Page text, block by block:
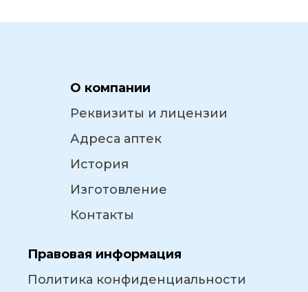
О компании
Реквизиты и лицензии
Адреса аптек
История
Изготовление
Контакты
Правовая информация
Политика конфиденциальности